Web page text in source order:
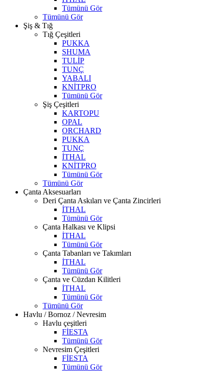
Tümünü Gör
Tümünü Gör
Şiş & Tığ
Tığ Çeşitleri
PUKKA
SHUMA
TULİP
TUNÇ
YABALI
KNİTPRO
Tümünü Gör
Şiş Çeşitleri
KARTOPU
OPAL
ORCHARD
PUKKA
TUNÇ
İTHAL
KNİTPRO
Tümünü Gör
Tümünü Gör
Çanta Aksesuarları
Deri Çanta Askıları ve Çanta Zincirleri
İTHAL
Tümünü Gör
Çanta Halkası ve Klipsi
İTHAL
Tümünü Gör
Çanta Tabanları ve Takımları
İTHAL
Tümünü Gör
Çanta ve Cüzdan Kilitleri
İTHAL
Tümünü Gör
Tümünü Gör
Havlu / Bornoz / Nevresim
Havlu çeşitleri
FİESTA
Tümünü Gör
Nevresim Çeşitleri
FİESTA
Tümünü Gör